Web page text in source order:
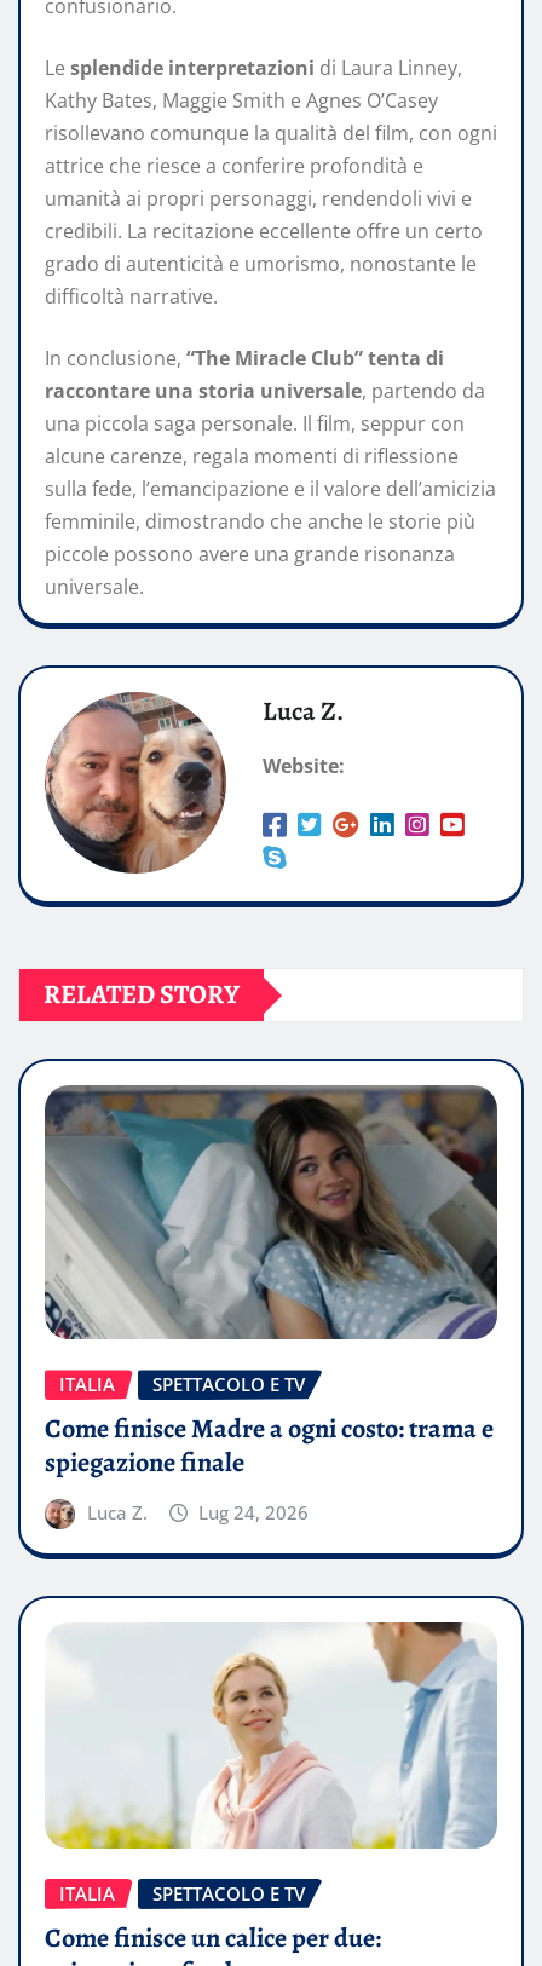
confusionario.
Le splendide interpretazioni di Laura Linney,
Kathy Bates, Maggie Smith e Agnes O’Casey
risollevano comunque la qualità del film, con ogni
attrice che riesce a conferire profondità e
umanità ai propri personaggi, rendendoli vivi e
credibili. La recitazione eccellente offre un certo
grado di autenticità e umorismo, nonostante le
difficoltà narrative.
In conclusione, “The Miracle Club” tenta di
raccontare una storia universale, partendo da
una piccola saga personale. Il film, seppur con
alcune carenze, regala momenti di riflessione
sulla fede, l’emancipazione e il valore dell’amicizia
femminile, dimostrando che anche le storie più
piccole possono avere una grande risonanza
universale.
Luca Z.
Website:
RELATED STORY
ITALIA SPETTACOLO E TV
Come finisce Madre a ogni costo: trama e
spiegazione finale
Luca Z. Lug 24, 2026
ITALIA SPETTACOLO E TV
Come finisce un calice per due: